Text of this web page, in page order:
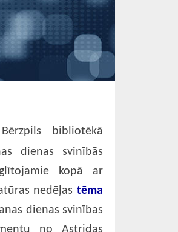
bibliotēkā
dienas svinībās
kopā ar
nedēļas tēma
dienas svinības
no Astridas